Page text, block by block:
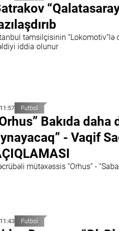
təmsilçisinin “Lokomotiv”lə
iddia olunur
11:57 Futbol
Bakıda daha
- Vaqif
mütəxəssis “Orhus” -
11:43 Futbol